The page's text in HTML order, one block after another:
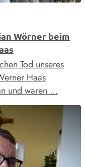
Wörner beim
Tod unseres
Haas
und waren …